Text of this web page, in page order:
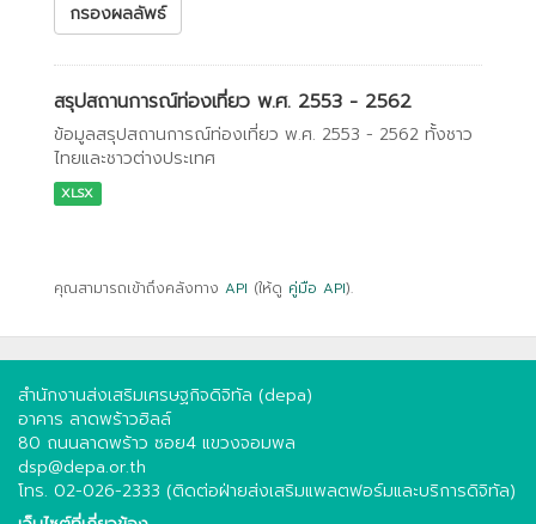
กรองผลลัพธ์
สรุปสถานการณ์ท่องเที่ยว พ.ศ. 2553 - 2562
ข้อมูลสรุปสถานการณ์ท่องเที่ยว พ.ศ. 2553 - 2562 ทั้งชาว
ไทยและชาวต่างประเทศ
XLSX
คุณสามารถเข้าถึงคลังทาง API (ให้ดู คู่มือ API).
สำนักงานส่งเสริมเศรษฐกิจดิจิทัล (depa)
อาคาร ลาดพร้าวฮิลล์
80 ถนนลาดพร้าว ซอย4 แขวงจอมพล
dsp@depa.or.th
โทร. 02-026-2333 (ติดต่อฝ่ายส่งเสริมแพลตฟอร์มและบริการดิจิทัล)